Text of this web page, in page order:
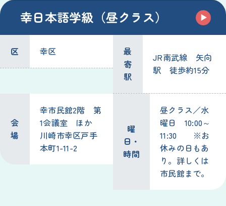
幸日本語学級（昼クラス）
区 幸区
最
寄
駅
JR南武線 矢向
駅 徒歩約15分
会
場
幸市民館2階 第
1会議室 ほか
川崎市幸区戸手
本町1-11-2
曜
日・
時間
昼クラス／水
曜日 10:00～
11:30 ※お
休みの日もあ
り。詳しくは
市民館まで。